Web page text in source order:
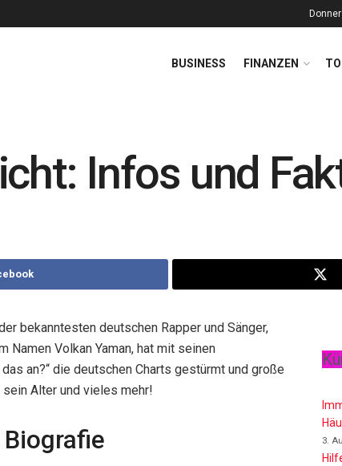
BUSINESS FINANZEN
Infos und
bekanntesten deutschen Rapper und Sänger,
Volkan Yaman, hat mit seinen
an?“ die deutschen Charts gestürmt und große
sein Alter und vieles mehr!
3.